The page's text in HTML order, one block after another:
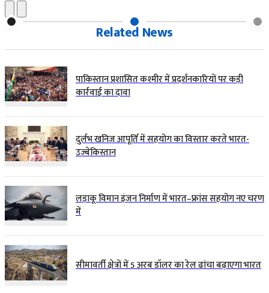
Related News
पाकिस्तान प्रशासित कश्मीर में प्रदर्शनकारियों पर कड़ी
कार्रवाई का दावा
दुर्लभ खनिज आपूर्ति में सहयोग का विस्तार करते भारत-
उज्बेकिस्तान
लड़ाकू विमान इंजन निर्माण में भारत–फ्रांस सहयोग नए चरण
में
सीमावर्ती क्षेत्रों में 5 अरब डॉलर का रेल ढांचा बढ़ाएगा भारत